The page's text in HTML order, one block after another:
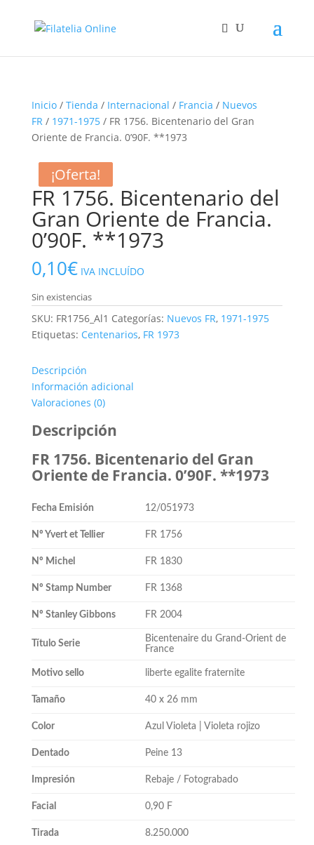
Inicio/ Tienda / Internacional / Francia / Nuevos
FR/ 1971-1975/ FR 1756. Bicentenario del Gran
Oriente de Francia. 0’90F. **1973
FR 1756. Bicentenario del
Gran Oriente de Francia.
0’90F. **1973
0,10€ IVA INCLUÍDO
Sin existencias
SKU: FR1756_Al1 Categorías: Nuevos FR, 1971-1975
Etiquetas: Centenarios, FR 1973
Descripción
Información adicional
Valoraciones (0)
Descripción
FR 1756. Bicentenario del Gran
Oriente de Francia. 0’90F. **1973
Fecha Emisión 12/051973
Nº Yvert et Tellier FR 1756
Nº Michel FR 1830
Nº Stamp Number FR 1368
Nº Stanley Gibbons FR 2004
Título Serie
Bicentenaire du Grand-Orient de
France
Motivo sello liberte egalite fraternite
Tamaño 40 x 26 mm
Color Azul Violeta | Violeta rojizo
Dentado Peine 13
Impresión Rebaje / Fotograbado
Facial 0,90 F
Tirada 8.250.000
¡Oferta!
¡Oferta!